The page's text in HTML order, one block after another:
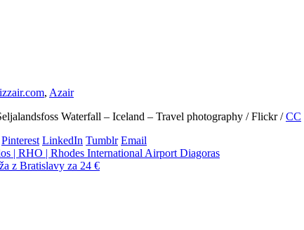
, Azair
Waterfall – Iceland – Travel photography / Flickr /CC
Pinterest LinkedIn Tumblr Email
| RHO | Rhodes International Airport Diagoras
z Bratislavy za 24 €